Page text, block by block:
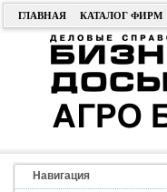
ГЛАВНАЯ КАТАЛОГ ФИРМ
Навигация